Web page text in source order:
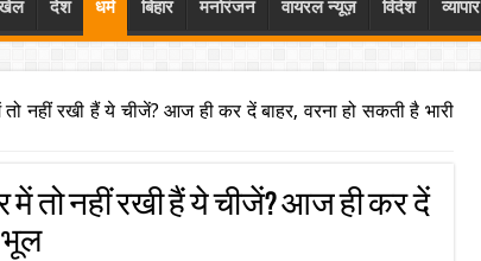
देश धर्म बिहार मनोरंजन वायरल न्यूज़ विदेश व्यापार
नहीं रखी हैं ये चीजें? आज ही कर दें बाहर, वरना हो सकती है भारी
तो नहीं रखी हैं ये चीजें? आज ही कर दें
भूल